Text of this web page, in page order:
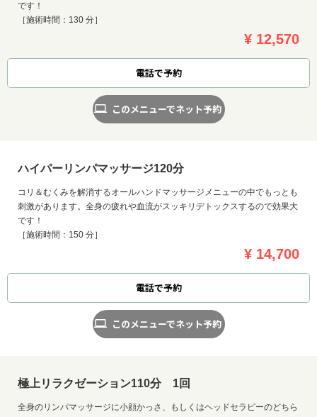
です！
［施術時間：130 分］
¥ 12,570
電話で予約
このメニューでネット予約
ハイパーリンパマッサージ120分
コリ＆むくみを解消するオールハンドマッサージメニューの中でもっとも
刺激があります。全身の疲れや血流がスッキリデトックスするので効果大
です！
［施術時間：150 分］
¥ 14,700
電話で予約
このメニューでネット予約
極上リラクゼーション110分 1回
全身のリンパマッサージに小顔かっさ、もしくはヘッドセラピーのどちら